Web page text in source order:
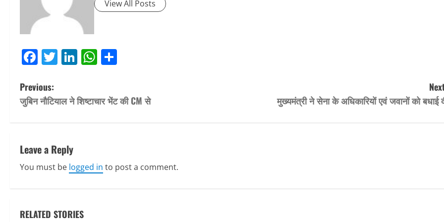
View All Posts
Facebook
Twitter
LinkedIn
WhatsApp
P
o
t
n
v
Previous:
जुबिन नौटियाल ने शिष्टाचार भेंट की CM से
मुख्यमंत्री ने सेना के अधिकारियों एवं जवानों को बधाई
Leave a Reply
You must be logged in to post a comment.
RELATED STORIES